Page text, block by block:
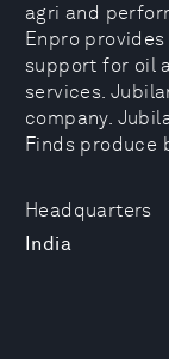
Headquarters
India
agri and
Enpro
support for oil
services.
company.
Finds produce